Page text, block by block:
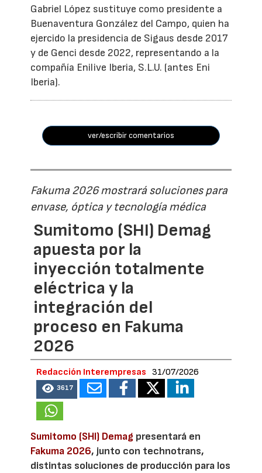
Gabriel López sustituye como presidente a
Buenaventura González del Campo, quien ha
ejercido la presidencia de Sigaus desde 2017
y de Genci desde 2022, representando a la
compañía Enilive Iberia, S.L.U. (antes Eni
Iberia).
ver/escribir comentarios
Fakuma 2026 mostrará soluciones para
envase, óptica y tecnología médica
Sumitomo (SHI) Demag
apuesta por la
inyección totalmente
eléctrica y la
integración del
proceso en Fakuma
2026
Redacción Interempresas 31/07/2026
3617
Sumitomo (SHI) Demag presentará en
Fakuma 2026, junto con technotrans,
distintas soluciones de producción para los